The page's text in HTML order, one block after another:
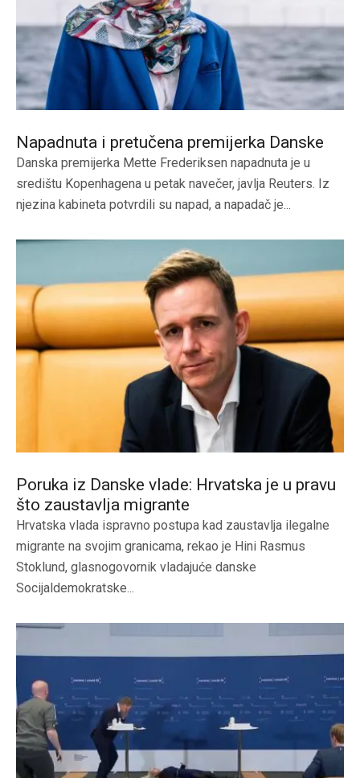
Napadnuta i pretučena premijerka Danske
Danska premijerka Mette Frederiksen napadnuta je u
središtu Kopenhagena u petak navečer, javlja Reuters. Iz
njezina kabineta potvrdili su napad, a napadač je...
Poruka iz Danske vlade: Hrvatska je u pravu
što zaustavlja migrante
Hrvatska vlada ispravno postupa kad zaustavlja ilegalne
migrante na svojim granicama, rekao je Hini Rasmus
Stoklund, glasnogovornik vladajuće danske
Socijaldemokratske...